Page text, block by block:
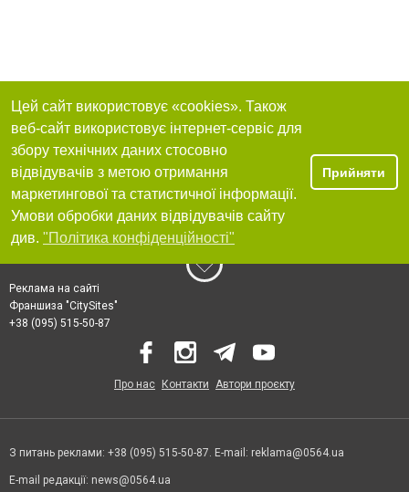
&quot;капризы&quot; :). Мне понравилось всё : срок выполненных
наилучшее соотношение цена-качество. Осталась очень довольна
вашей работой. Буду заказывать еще и советовать всем! Ольга
Цей сайт використовує «cookies». Також
веб-сайт використовує інтернет-сервіс для
збору технічних даних стосовно
відвідувачів з метою отримання
маркетингової та статистичної інформації.
Умови обробки даних відвідувачів сайту
див. "Політика конфіденційності"
Прийняти
Реклама на сайті
Франшиза "CitySites"
+38 (095) 515-50-87
Про нас Контакти Автори проєкту
З питань реклами: +38 (095) 515-50-87. E-mail: reklama@0564.ua
E-mail редакції: news@0564.ua